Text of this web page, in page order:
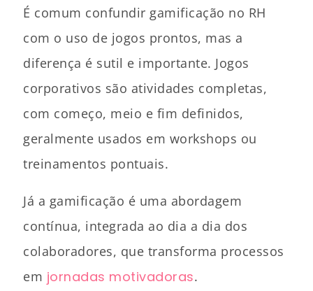
É comum confundir gamificação no RH
com o uso de jogos prontos, mas a
diferença é sutil e importante. Jogos
corporativos são atividades completas,
com começo, meio e fim definidos,
geralmente usados em workshops ou
treinamentos pontuais.
Já a gamificação é uma abordagem
contínua, integrada ao dia a dia dos
colaboradores, que transforma processos
em jornadas motivadoras.